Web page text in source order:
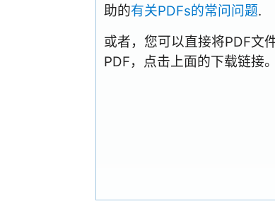
助的有关PDFs的常问问题.
或者，您可以直接将PDF文
PDF，点击上面的下载链接。